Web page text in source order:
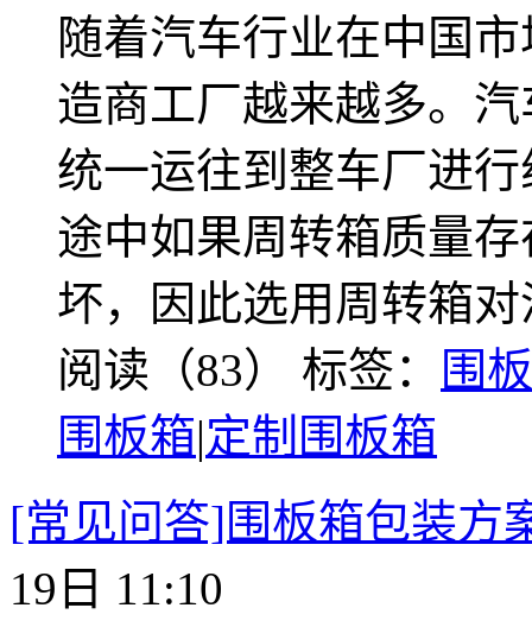
随着汽车行业在中国
造商工厂越来越多。
统一运往到整车厂进
途中如果周转箱质量
坏，因此选用周转箱
阅读（83） 标签：
围
围板箱|定制围板箱
[常见问答]围板箱包装方
19日 11:10